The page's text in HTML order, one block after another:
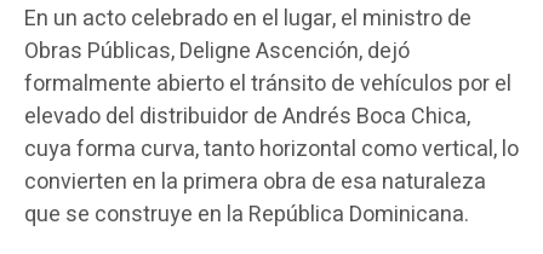
En un acto celebrado en el lugar, el ministro de
Obras Públicas, Deligne Ascención, dejó
formalmente abierto el tránsito de vehículos por el
elevado del distribuidor de Andrés Boca Chica,
cuya forma curva, tanto horizontal como vertical, lo
convierten en la primera obra de esa naturaleza
que se construye en la República Dominicana.